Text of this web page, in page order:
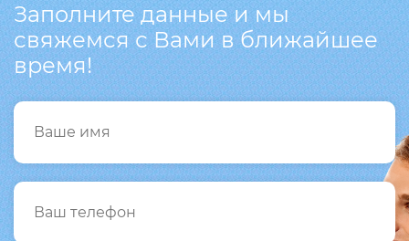
Заполните данные и мы
свяжемся с Вами в ближайшее
время!